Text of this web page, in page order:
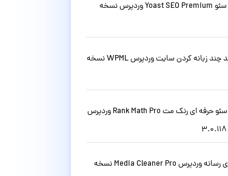
افزونه فارسی سئو Yoast SEO Premium وردپرس نسخه
افزونه قدرتمند چند زبانه کردن سایت وردپرس WPML نسخه
دانلود افزونه سئو حرفه ای رنک مث Rank Math Pro وردپرس
افزونه پاکسازی رسانه وردپرس Media Cleaner Pro نسخه